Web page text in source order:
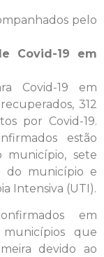
pelo
Covid-19 em
Covid-19 em
312
por Covid-19.
estão
município, sete
do município e
Intensiva (UTI).
em
que
devido ao